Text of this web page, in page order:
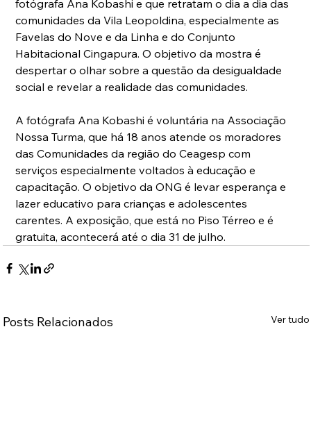
fotógrafa Ana Kobashi e que retratam o dia a dia das
comunidades da Vila Leopoldina, especialmente as
Favelas do Nove e da Linha e do Conjunto
Habitacional Cingapura. O objetivo da mostra é
despertar o olhar sobre a questão da desigualdade
social e revelar a realidade das comunidades.
A fotógrafa Ana Kobashi é voluntária na Associação
Nossa Turma, que há 18 anos atende os moradores
das Comunidades da região do Ceagesp com
serviços especialmente voltados à educação e
capacitação. O objetivo da ONG é levar esperança e
lazer educativo para crianças e adolescentes
carentes. A exposição, que está no Piso Térreo e é
gratuita, acontecerá até o dia 31 de julho.
Posts Relacionados Ver tudo